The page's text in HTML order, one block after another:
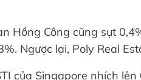
Hồng Công cũng sụt
Ngược lại, Poly Real
của Singapore nhích